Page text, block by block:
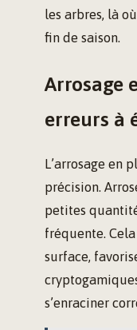
les arbres, là
fin de saison.
Arrosage
erreurs à
L’arrosage en
précision.
petites
fréquente.
surface,
s’enraciner